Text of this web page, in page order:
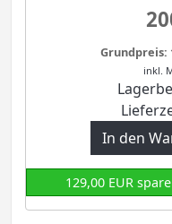
Grundpreis:
inkl.
In den
129,00 EUR